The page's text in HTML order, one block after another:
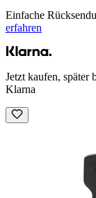
Einfache
erfahren
Jetzt kaufen, später
Klarna